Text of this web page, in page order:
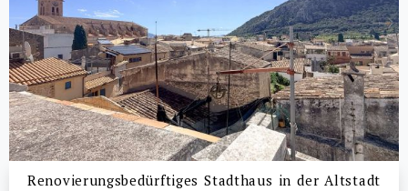
Renovierungsbedürftiges Stadthaus in der Altstadt